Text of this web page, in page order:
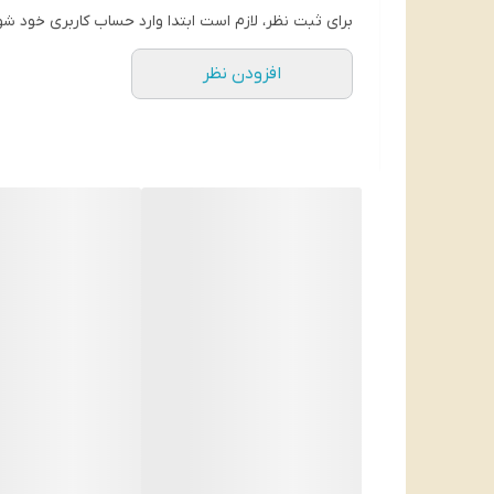
در بسته بندی 250 گرمی
برای ثبت نظر، لازم است ابتدا وارد حساب کاربری خود
افزودن نظر